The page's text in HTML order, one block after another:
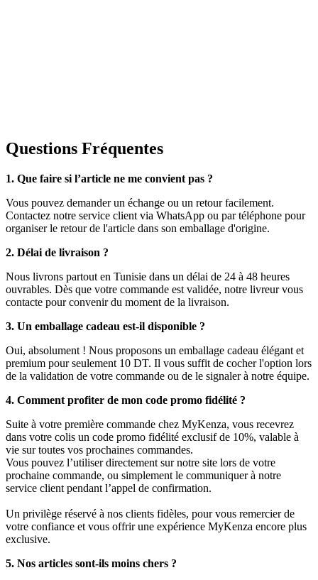
Questions Fréquentes
1. Que faire si l’article ne me convient pas ?
Vous pouvez demander un échange ou un retour facilement.
Contactez notre service client via WhatsApp ou par téléphone pour
organiser le retour de l'article dans son emballage d'origine.
2. Délai de livraison ?
Nous livrons partout en Tunisie dans un délai de 24 à 48 heures
ouvrables. Dès que votre commande est validée, notre livreur vous
contacte pour convenir du moment de la livraison.
3. Un emballage cadeau est-il disponible ?
Oui, absolument ! Nous proposons un emballage cadeau élégant et
premium pour seulement 10 DT. Il vous suffit de cocher l'option lors
de la validation de votre commande ou de le signaler à notre équipe.
4. Comment profiter de mon code promo fidélité ?
Suite à votre première commande chez MyKenza, vous recevrez
dans votre colis un code promo fidélité exclusif de 10%, valable à
vie sur toutes vos prochaines commandes.
Vous pouvez l’utiliser directement sur notre site lors de votre
prochaine commande, ou simplement le communiquer à notre
service client pendant l’appel de confirmation.
Un privilège réservé à nos clients fidèles, pour vous remercier de
votre confiance et vous offrir une expérience MyKenza encore plus
exclusive.
5. Nos articles sont-ils moins chers ?